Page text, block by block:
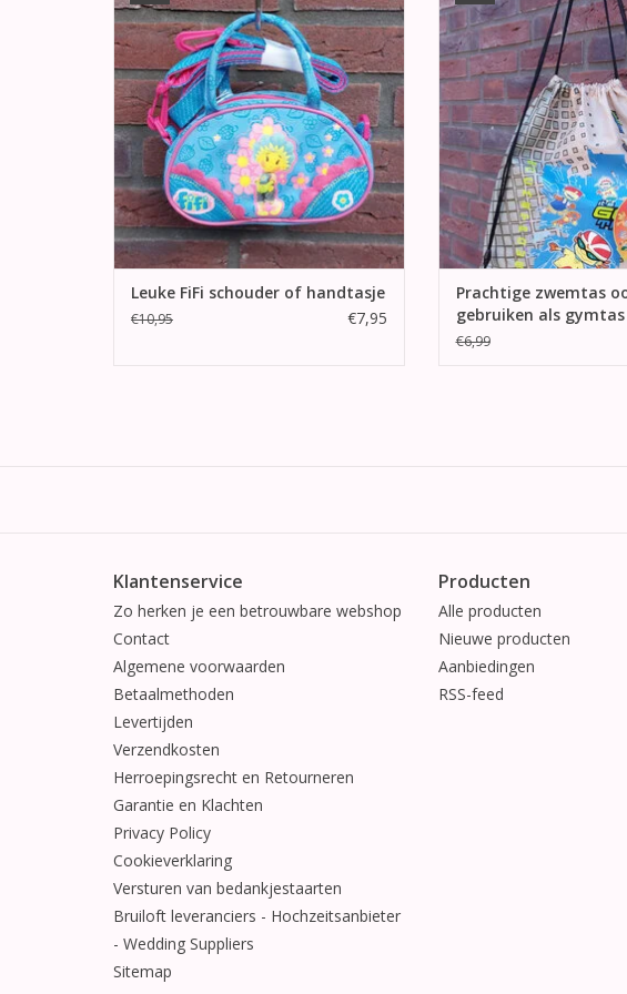
TOEVOEGEN AAN WINKELWAGEN
Leuke FiFi schouder of handtasje
€10,95 €7,95
Power.
TOEVOEGEN AAN
Prachtige zwemtas
gebruiken als gymtas
€6,99
Klantenservice
Zo herken je een betrouwbare webshop
Contact
Algemene voorwaarden
Betaalmethoden
Levertijden
Verzendkosten
Herroepingsrecht en Retourneren
Garantie en Klachten
Privacy Policy
Cookieverklaring
Versturen van bedankjestaarten
Bruiloft leveranciers - Hochzeitsanbieter
- Wedding Suppliers
Sitemap
Producten
Alle producten
Nieuwe producten
Aanbiedingen
RSS-feed